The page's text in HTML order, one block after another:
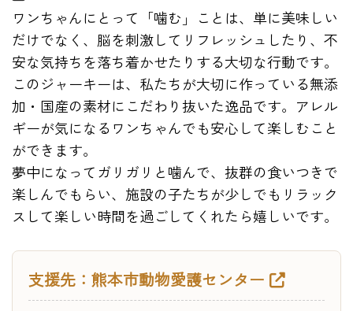
ワンちゃんにとって「噛む」ことは、単に美味しい
だけでなく、脳を刺激してリフレッシュしたり、不
安な気持ちを落ち着かせたりする大切な行動です。
このジャーキーは、私たちが大切に作っている無添
加・国産の素材にこだわり抜いた逸品です。アレル
ギーが気になるワンちゃんでも安心して楽しむこと
ができます。
夢中になってガリガリと噛んで、抜群の食いつきで
楽しんでもらい、施設の子たちが少しでもリラック
スして楽しい時間を過ごしてくれたら嬉しいです。
支援先：熊本市動物愛護センター